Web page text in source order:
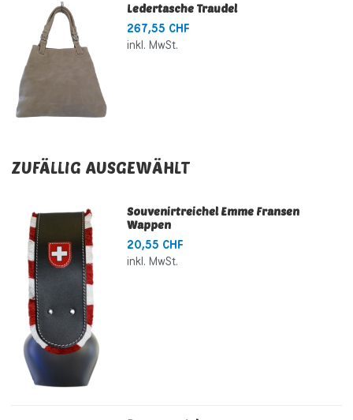
Ledertasche Traudel
267,55 CHF
inkl. MwSt.
ZUFÄLLIG AUSGEWÄHLT
Souvenirtreichel Emme Fransen
Wappen
20,55 CHF
inkl. MwSt.